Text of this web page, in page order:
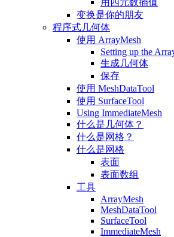
用四元数插值
变换是你的朋友
程序式几何体
使用 ArrayMesh
Setting up the
生成几何体
保存
使用 MeshDataTool
使用 SurfaceTool
Using ImmediateMesh
什么是几何体？
什么是网格？
什么是网格
表面
表面数组
工具
ArrayMesh
MeshDataTool
SurfaceTool
ImmediateMesh